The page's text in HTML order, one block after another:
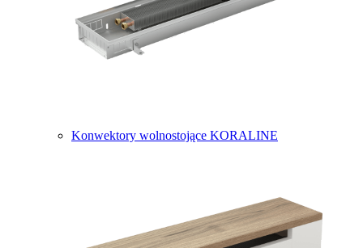
Konwektory wolnostojące KORALINE